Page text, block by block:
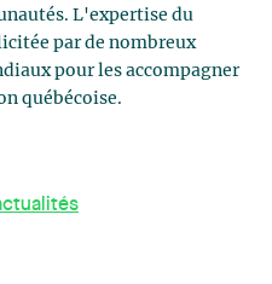
L'expertise du
par de nombreux
pour les accompagner
québécoise.